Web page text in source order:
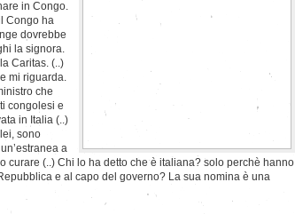
in Congo.
Congo ha
dovrebbe
la signora.
Caritas. (..)
mi riguarda.
che
congolesi e
in Italia (..)
sono
a
curare (..) Chi lo ha detto che è italiana? solo perchè hanno
e al capo del governo? La sua nomina è una